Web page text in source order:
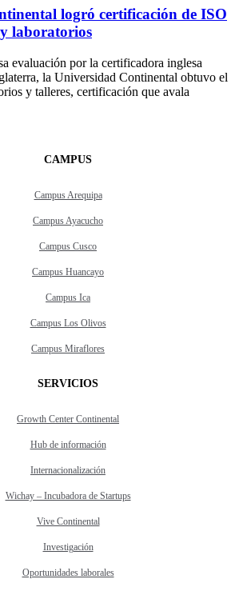
logró certificación de ISO
laboratorios
evaluación por la certificadora inglesa
la Universidad Continental obtuvo el
y talleres, certificación que avala
CAMPUS
Campus Arequipa
Campus Ayacucho
Campus Cusco
Campus Huancayo
Campus Ica
Campus Los Olivos
Campus Miraflores
SERVICIOS
Growth Center Continental
Hub de información
Internacionalización
Wichay – Incubadora de Startups
Vive Continental
Investigación
Oportunidades laborales